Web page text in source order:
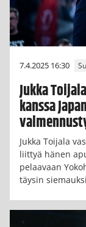
7.4.2025 16:30
Jukka
kanssa
Jukka Toijala
liittyä hänen
pelaavaan
täysin